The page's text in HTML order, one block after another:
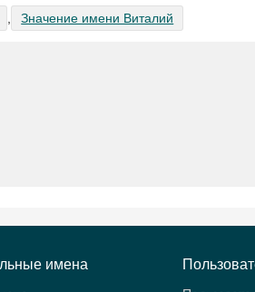
Значение имени Виталий
имена